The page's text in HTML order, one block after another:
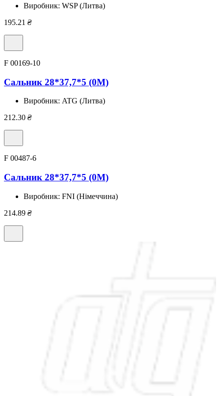
Виробник: WSP (Литва)
195.21 ₴
F 00169-10
Сальник 28*37,7*5 (0M)
Виробник: ATG (Литва)
212.30 ₴
F 00487-6
Сальник 28*37,7*5 (0M)
Виробник: FNI (Німеччина)
214.89 ₴